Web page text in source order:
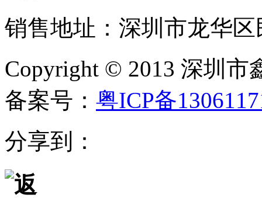
销售地址：深圳市龙华
Copyright © 2013 深
备案号： 粤ICP备
分享到：